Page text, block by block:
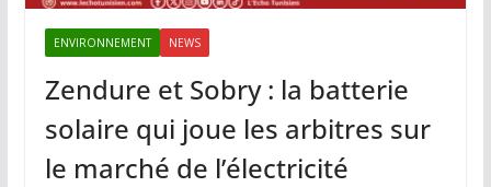
ENVIRONNEMENT NEWS
Zendure et Sobry : la batterie
solaire qui joue les arbitres sur
le marché de l’électricité